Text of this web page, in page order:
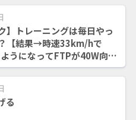
】トレーニングは毎日やっ
【結果→時速33km/hで
うになってFTPが40W向上
る